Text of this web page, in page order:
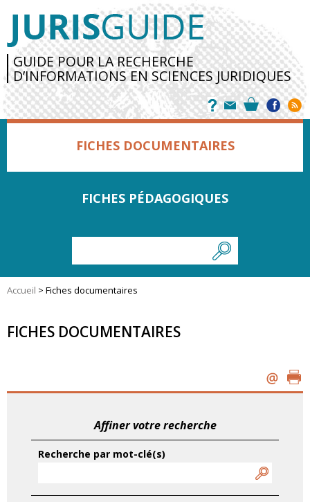
GUIDE POUR LA RECHERCHE
D’INFORMATIONS EN SCIENCES JURIDIQUES
FICHES DOCUMENTAIRES
FICHES PÉDAGOGIQUES
Accueil > Fiches documentaires
FICHES DOCUMENTAIRES
Affiner votre recherche
Recherche par mot-clé(s)